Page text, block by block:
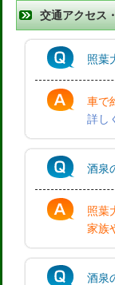
交通アクセス
照葉
車で
詳し
酒泉
照葉
家族
酒泉